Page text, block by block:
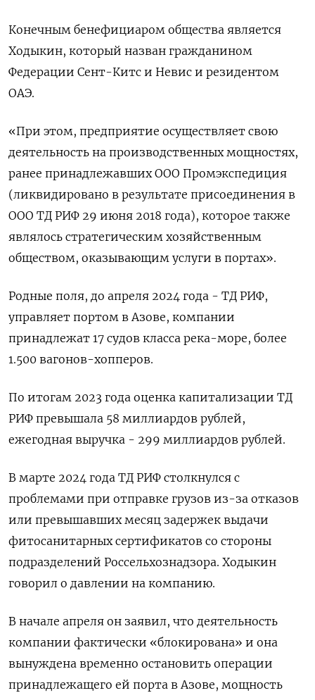
Конечным бенефициаром общества является
Ходыкин, который назван гражданином
Федерации Сент-Китс и Невис и резидентом
ОАЭ.
«При этом, предприятие осуществляет свою
деятельность на производственных мощностях,
ранее принадлежавших ООО Промэкспедиция
(ликвидировано в результате присоединения в
ООО ТД РИФ 29 июня 2018 года), которое также
являлось стратегическим хозяйственным
обществом, оказывающим услуги в портах».
Родные поля, до апреля 2024 года - ТД РИФ,
управляет портом в Азове, компании
принадлежат 17 судов класса река-море, более
1.500 вагонов-хопперов.
По итогам 2023 года оценка капитализации ТД
РИФ превышала 58 миллиардов рублей,
ежегодная выручка - 299 миллиардов рублей.
В марте 2024 года ТД РИФ столкнулся с
проблемами при отправке грузов из-за отказов
или превышавших месяц задержек выдачи
фитосанитарных сертификатов со стороны
подразделений Россельхознадзора. Ходыкин
говорил о давлении на компанию.
В начале апреля он заявил, что деятельность
компании фактически «блокирована» и она
вынуждена временно остановить операции
принадлежащего ей порта в Азове, мощность